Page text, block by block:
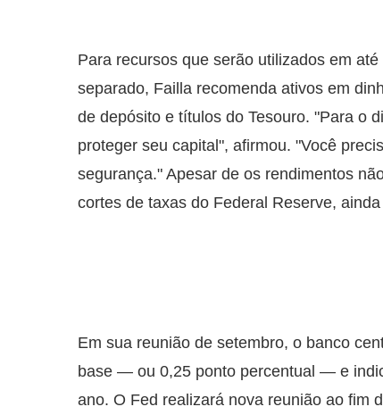
Para recursos que serão utilizados em
separado, Failla recomenda ativos em
de depósito e títulos do Tesouro. "Para o
proteger seu capital", afirmou. "Você
segurança." Apesar de os rendimentos
cortes de taxas do Federal Reserve,
Em sua reunião de setembro, o banco
base — ou 0,25 ponto percentual — e
ano. O Fed realizará nova reunião ao fim